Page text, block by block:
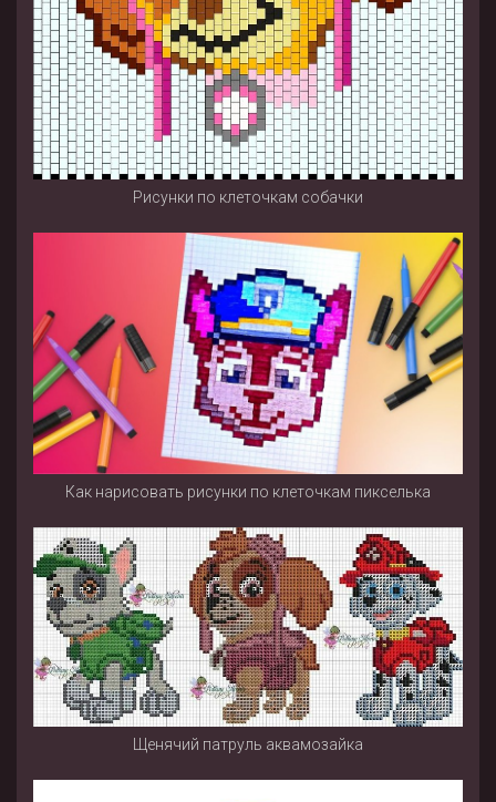
Рисунки по клеточкам собачки
Как нарисовать рисунки по клеточкам пикселька
Щенячий патруль аквамозайка